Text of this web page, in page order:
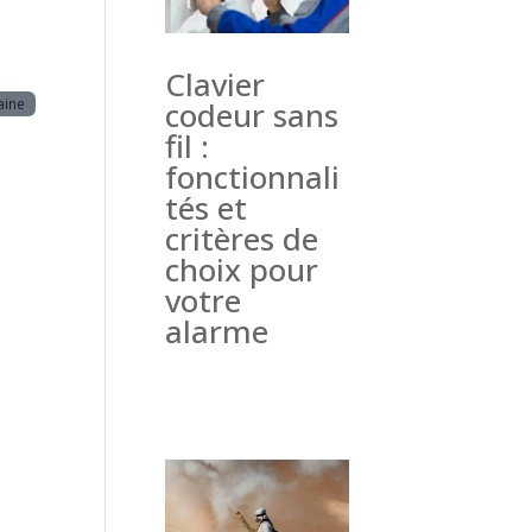
Clavier
codeur sans
fil :
fonctionnali
tés et
critères de
choix pour
votre
alarme